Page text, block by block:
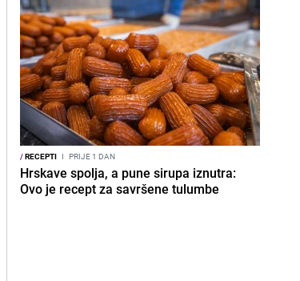
/RECEPTI I PRIJE 1 DAN
Hrskave spolja, a pune sirupa iznutra:
Ovo je recept za savršene tulumbe